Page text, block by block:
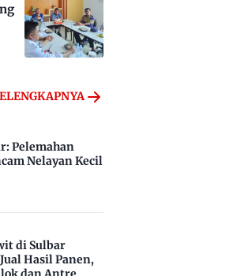
Pelemahan
Nelayan Kecil
di Sulbar
Hasil Panen,